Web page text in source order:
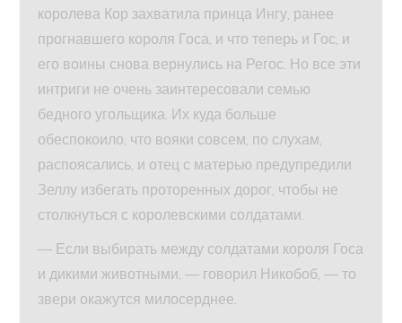
королева Кор захватила принца Ингу, ранее
прогнавшего короля Госа, и что теперь и Гос, и
его воины снова вернулись на Регос. Но все эти
интриги не очень заинтересовали семью
бедного угольщика. Их куда больше
обеспокоило, что вояки совсем, по слухам,
распоясались, и отец с матерью предупредили
Зеллу избегать проторенных дорог, чтобы не
столкнуться с королевскими солдатами.
— Если выбирать между солдатами короля Госа
и дикими животными, — говорил Никобоб, — то
звери окажутся милосерднее.